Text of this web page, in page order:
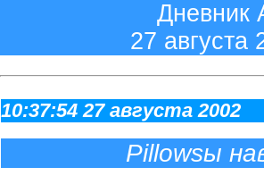
Дневник
27 августа
10:37:54 27 августа 2002
Pillowsы